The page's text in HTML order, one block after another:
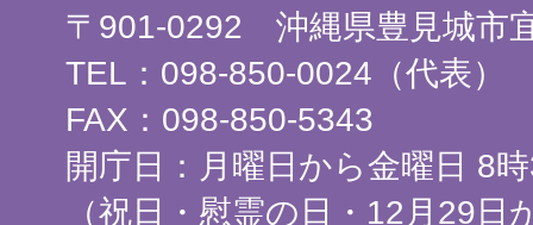
〒901-0292 沖縄県豊見城市
TEL：098-850-0024（代表）
FAX：098-850-5343
開庁日：月曜日から金曜日 8
（祝日・慰霊の日・12月29日